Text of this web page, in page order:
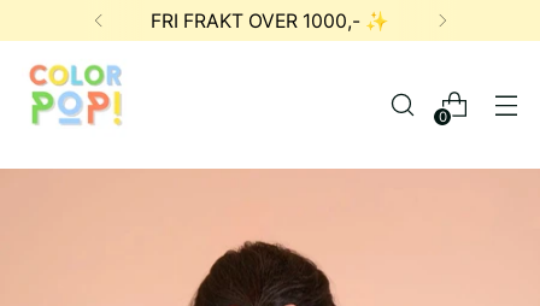
FRI FRAKT OVER 1000,- ✨
0